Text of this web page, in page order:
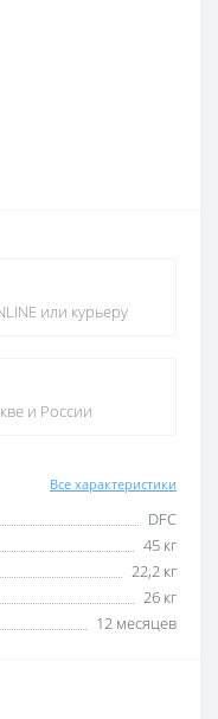
Все характеристики
DFC
45 кг
22,2 кг
26 кг
12 месяцев
или курьеру
и России